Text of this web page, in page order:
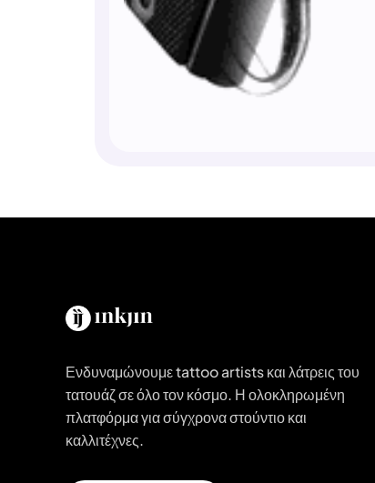
Ενδυναμώνουμε tattoo artists και λάτρεις του
τατουάζ σε όλο τον κόσμο. Η ολοκληρωμένη
πλατφόρμα για σύγχρονα στούντιο και
καλλιτέχνες.